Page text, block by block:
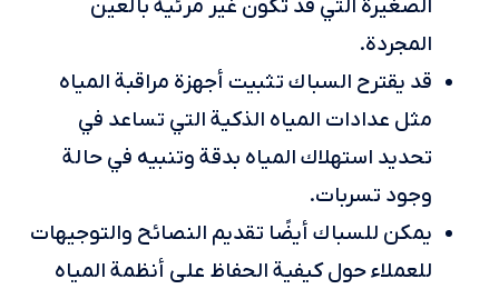
الصغيرة التي قد تكون غير مرئية بالعين
المجردة.
قد يقترح السباك تثبيت أجهزة مراقبة المياه
مثل عدادات المياه الذكية التي تساعد في
تحديد استهلاك المياه بدقة وتنبيه في حالة
وجود تسربات.
يمكن للسباك أيضًا تقديم النصائح والتوجيهات
للعملاء حول كيفية الحفاظ على أنظمة المياه